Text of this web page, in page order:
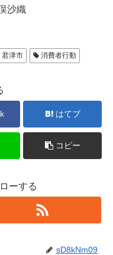
沙織
君津市 消費者行動
はてブ
コピー
ーする
sD8kNm09